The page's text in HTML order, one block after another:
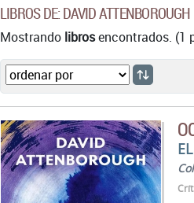
LIBROS DE: DAVID ATTENBOROUGH
Mostrando librosencontrados. (1